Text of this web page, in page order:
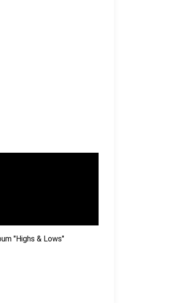
"Highs & Lows"